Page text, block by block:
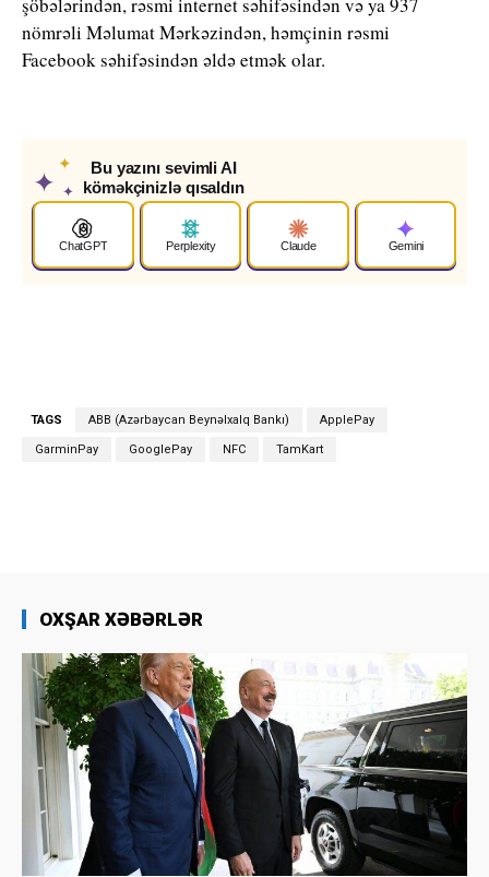
nömrəli Məlumat Mərkəzindən, həmçinin rəsmi
Facebook səhifəsindən əldə etmək olar.
✦
✦
✦
Bu yazını sevimli AI
köməkçinizlə qısaldın
ChatGPT Perplexity Claude Gemini
TAGS ABB (Azərbaycan Beynəlxalq Bankı) ApplePay
GarminPay GooglePay NFC TamKart
OXŞAR XƏBƏRLƏR